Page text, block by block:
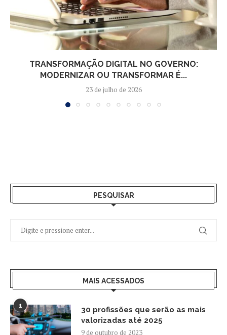
TRANSFORMAÇÃO DIGITAL NO GOVERNO:
MODERNIZAR OU TRANSFORMAR É...
23 de julho de 2026
PESQUISAR
MAIS ACESSADOS
1
30 profissões que serão as mais
valorizadas até 2025
9 de outubro de 2023